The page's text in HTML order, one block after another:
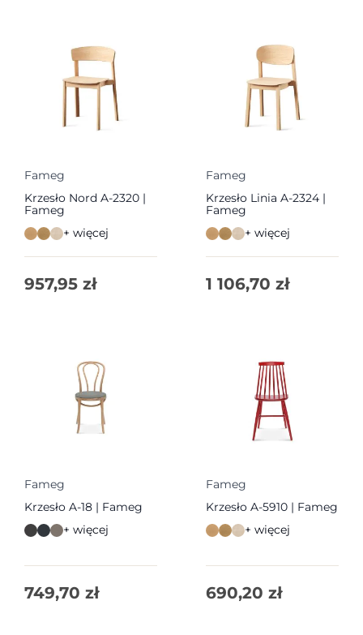
Fameg
Krzesło Nord A-2320 |
Fameg
+ więcej
957,95 zł
Fameg
Krzesło Linia A-2324 |
Fameg
+ więcej
1 106,70 zł
Fameg
Krzesło A-18 | Fameg
+ więcej
749,70 zł
Fameg
Krzesło A-5910 | Fameg
+ więcej
690,20 zł